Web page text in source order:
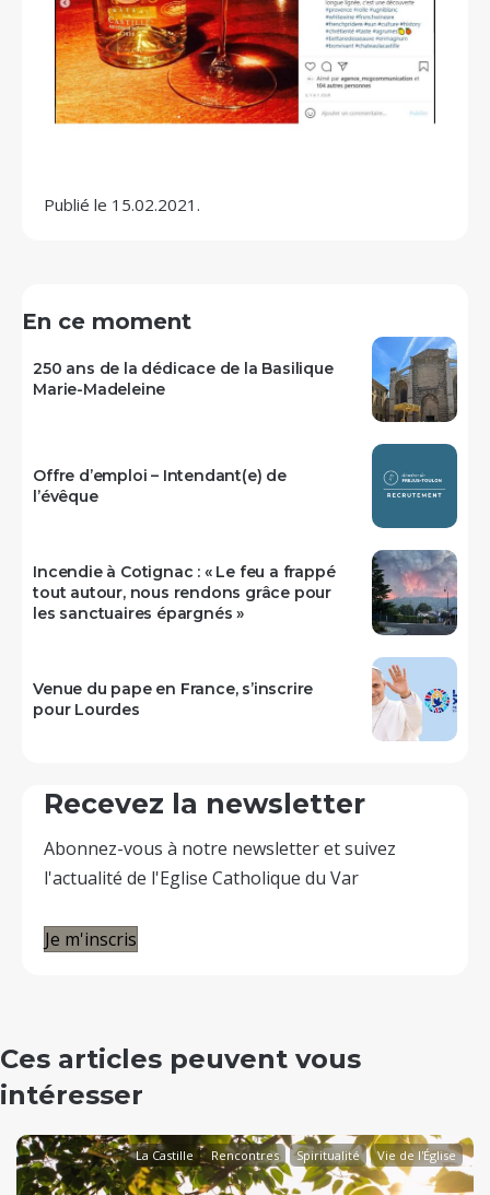
Publié le 15.02.2021.
En ce moment
250 ans de la dédicace de la Basilique
Marie-Madeleine
Offre d’emploi – Intendant(e) de
l’évêque
Incendie à Cotignac : « Le feu a frappé
tout autour, nous rendons grâce pour
les sanctuaires épargnés »
Venue du pape en France, s’inscrire
pour Lourdes
Recevez la newsletter
Abonnez-vous à notre newsletter et suivez
l'actualité de l'Eglise Catholique du Var
Je m'inscris
Ces articles peuvent vous
intéresser
La Castille Rencontres Spiritualité Vie de l'Église